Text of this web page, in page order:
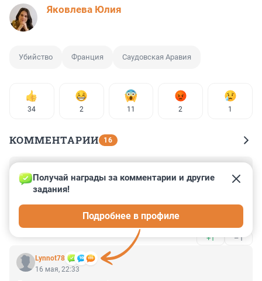
Яковлева Юлия
Убийство Франция Саудовская Аравия
34 2 11 2 1
КОММЕНТАРИИ 16
17 мая, 00:13
Занятные эти ойропейские власти: ради выгоды
глаза на преступления против личности могут и
подприкрыть. Впрочем, мы уже даже не удивляемся.
+1 –1
Lynnot78
Получай награды за комментарии и другие
задания!
Подробнее в профиле
16 мая, 22:33